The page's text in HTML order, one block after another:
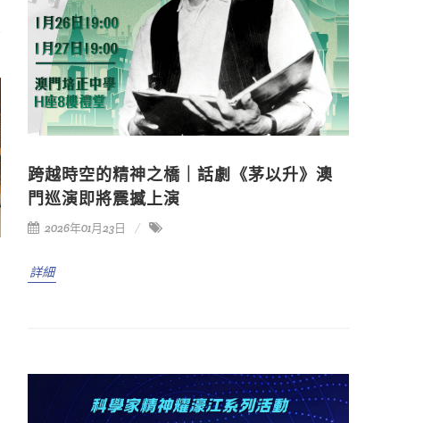
跨越時空的精神之橋｜話劇《茅以升》澳
門巡演即將震撼上演
2026年01月23日
詳細